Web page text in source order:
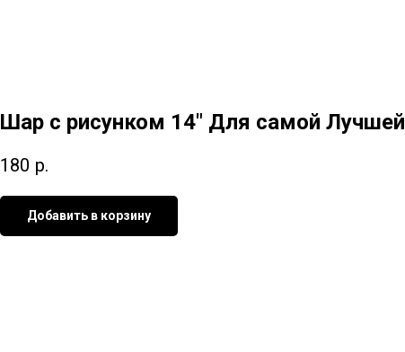
Шар с рисунком 14" Для самой Лучшей
180 р.
Добавить в корзину